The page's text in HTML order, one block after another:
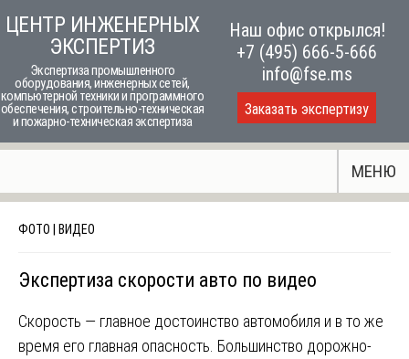
to
content
ЦЕНТР ИНЖЕНЕРНЫХ
ЭКСПЕРТИЗ
Экспертиза промышленного
оборудования, инженерных сетей,
компьютерной техники и программного
обеспечения, строительно-техническая
и пожарно-техническая экспертиза
Наш офис открылся!
+7 (495) 666-5-666
info@fse.ms
Заказать экспертизу
МЕНЮ
ФОТО | ВИДЕО
Экспертиза скорости авто по видео
Скорость — главное достоинство автомобиля и в то же
время его главная опасность. Большинство дорожно-